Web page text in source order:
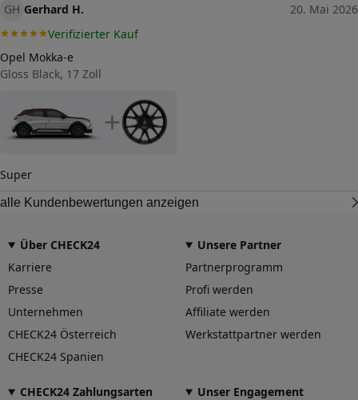
GH Gerhard H.
20. Mai 2026
Verifizierter Kauf
Opel Mokka-e
Gloss Black, 17 Zoll
+
Super
alle Kundenbewertungen anzeigen
Über CHECK24
Karriere
Presse
Unternehmen
CHECK24 Österreich
CHECK24 Spanien
Unsere Partner
Partnerprogramm
Profi werden
Affiliate werden
Werkstattpartner werden
CHECK24 Zahlungsarten
Unser Engagement